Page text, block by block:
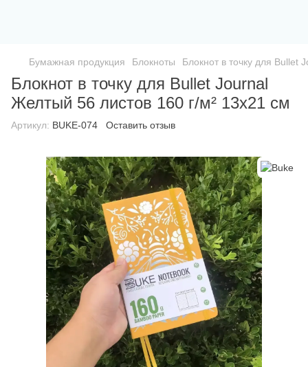
Бумажная продукция Блокноты Блокнот в точку для Bullet
Блокнот в точку для Bullet Journal
Желтый 56 листов 160 г/м² 13х21 см
Артикул: BUKE-074 Оставить отзыв